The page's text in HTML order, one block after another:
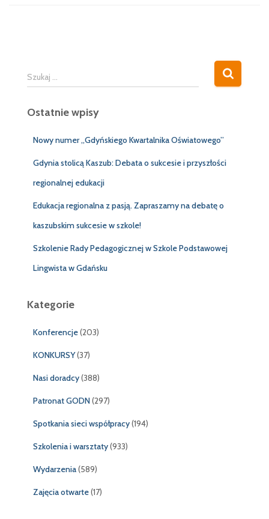
S
z
k
Szukaj …
Ostatnie wpisy
Nowy numer „Gdyńskiego Kwartalnika Oświatowego”
Gdynia stolicą Kaszub: Debata o sukcesie i przyszłości
regionalnej edukacji
Edukacja regionalna z pasją. Zapraszamy na debatę o
kaszubskim sukcesie w szkole!
Szkolenie Rady Pedagogicznej w Szkole Podstawowej
Lingwista w Gdańsku
Kategorie
Konferencje(203)
KONKURSY(37)
Nasi doradcy(388)
Patronat GODN(297)
Spotkania sieci współpracy(194)
Szkolenia i warsztaty(933)
Wydarzenia(589)
Zajęcia otwarte(17)